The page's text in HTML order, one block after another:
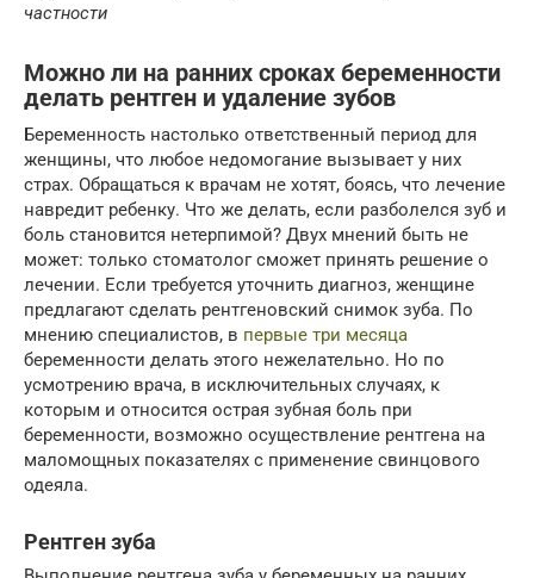
частности
Можно ли на ранних сроках беременности
делать рентген и удаление зубов
Беременность настолько ответственный период для
женщины, что любое недомогание вызывает у них
страх. Обращаться к врачам не хотят, боясь, что лечение
навредит ребенку. Что же делать, если разболелся зуб и
боль становится нетерпимой? Двух мнений быть не
может: только стоматолог сможет принять решение о
лечении. Если требуется уточнить диагноз, женщине
предлагают сделать рентгеновский снимок зуба. По
мнению специалистов, в первые три месяца
беременности делать этого нежелательно. Но по
усмотрению врача, в исключительных случаях, к
которым и относится острая зубная боль при
беременности, возможно осуществление рентгена на
маломощных показателях с применение свинцового
одеяла.
Рентген зуба